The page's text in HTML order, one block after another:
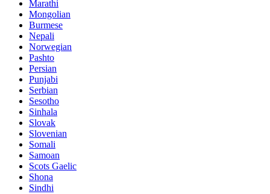
Marathi
Mongolian
Burmese
Nepali
Norwegian
Pashto
Persian
Punjabi
Serbian
Sesotho
Sinhala
Slovak
Slovenian
Somali
Samoan
Scots Gaelic
Shona
Sindhi